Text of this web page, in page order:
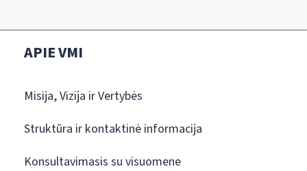
APIE VMI
Misija, Vizija ir Vertybės
Struktūra ir kontaktinė informacija
Konsultavimasis su visuomene